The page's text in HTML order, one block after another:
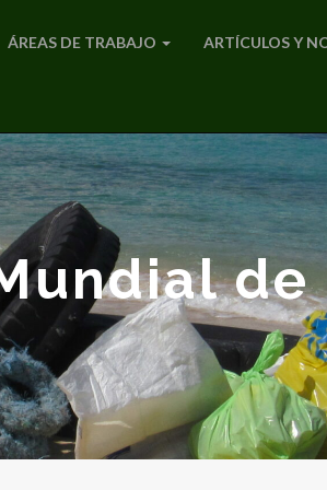
ÁREAS DE TRABAJO ARTÍCULOS Y
de